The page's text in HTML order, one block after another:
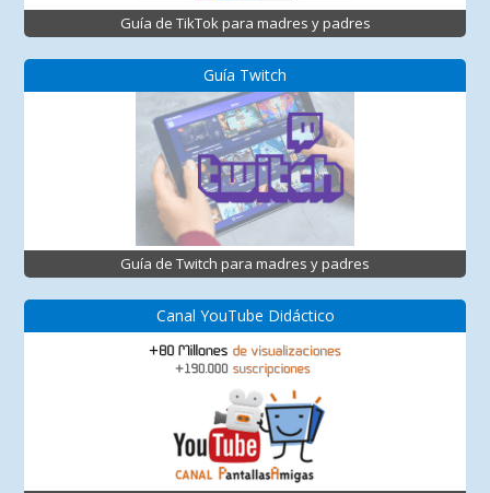
Guía de TikTok para madres y padres
Guía Twitch
Guía de Twitch para madres y padres
Canal YouTube Didáctico